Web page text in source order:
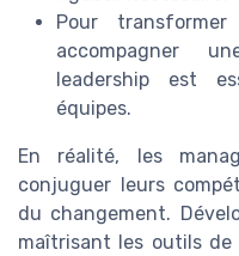
Pour
accompagner
leadership est
équipes.
En réalité, les
conjuguer leurs
du changement.
maîtrisant les outils de